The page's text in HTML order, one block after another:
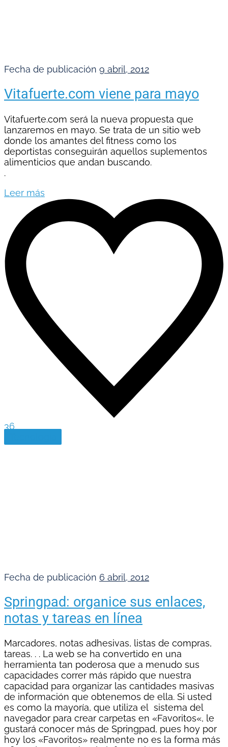
Fecha de publicación 9 abril, 2012
Vitafuerte.com viene para mayo
Vitafuerte.com será la nueva propuesta que
lanzaremos en mayo. Se trata de un sitio web
donde los amantes del fitness como los
deportistas conseguirán aquellos suplementos
alimenticios que andan buscando.
.
Leer más
36
Fecha de publicación 6 abril, 2012
Springpad: organice sus enlaces,
notas y tareas en línea
Marcadores, notas adhesivas, listas de compras,
tareas. . . La web se ha convertido en una
herramienta tan poderosa que a menudo sus
capacidades correr más rápido que nuestra
capacidad para organizar las cantidades masivas
de información que obtenemos de ella. Si usted
es como la mayoría, que utiliza el sistema del
navegador para crear carpetas en «Favoritos«, le
gustará conocer más de Springpad, pues hoy por
hoy los «Favoritos» realmente no es la forma más